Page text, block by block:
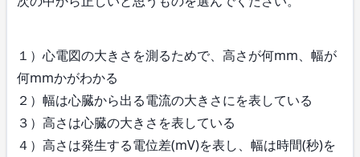
１）心電図の大きさを測るためで、高さが何mm、幅が
何mmかがわかる
２）幅は心臓から出る電流の大きさにを表している
３）高さは心臓の大きさを表している
４）高さは発生する電位差(mV)を表し、幅は時間(秒)を